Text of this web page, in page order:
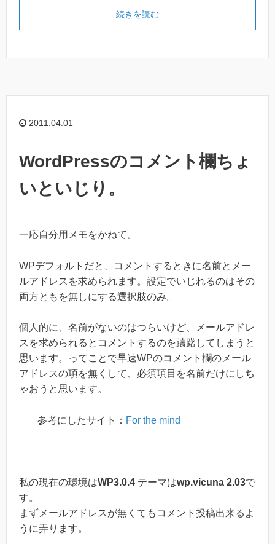
続きを読む
2011.04.01
WordPressのコメント欄ちょ
いといじり。
一応自分用メモをかねて。
WPデフォルトだと、コメントするときに名前とメー
ルアドレスを求められます。設定でいじれるのはその
両方ともを無しにする選択肢のみ。
個人的に、名前がないのはつらいけど、メールアドレ
スを求められるとコメントするのを躊躇してしまうと
思います。ってことで早速WPのコメント欄のメール
アドレスの項を無くして、必須項目を名前だけにしち
ゃおうと思います。
参考にしたサイト： For the mind
私の現在の環境はWP3.0.4 テーマはwp.vicuna 2.03で
す。
まずメールアドレスが無くてもコメント投稿出来るよ
うに弄ります。